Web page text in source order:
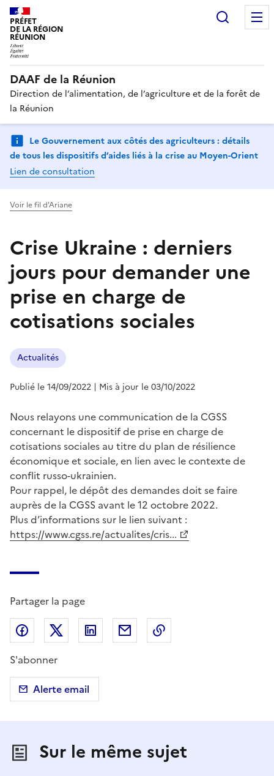
PRÉFET
DE LA RÉGION
RÉUNION
DAAF de la Réunion
Direction de l’alimentation, de l’agriculture et de la forêt de
la Réunion
Le Gouvernement aux côtés des agriculteurs : détails
de tous les dispositifs d’aides liés à la crise au Moyen-Orient
Lien de consultation
Voir le fil d'Ariane
Crise Ukraine : derniers
jours pour demander une
prise en charge de
cotisations sociales
Actualités
Publié le 14/09/2022 | Mis à jour le 03/10/2022
Nous relayons une communication de la CGSS
concernant le dispositif de prise en charge de
cotisations sociales au titre du plan de résilience
économique et sociale, en lien avec le contexte de
conflit russo-ukrainien.
Pour rappel, le dépôt des demandes doit se faire
auprès de la CGSS avant le 12 octobre 2022.
Plus d’informations sur le lien suivant :
https://www.cgss.re/actualites/cris...
Partager la page
Partager sur Facebook
Partager sur X (anciennement Twitter)
Partager sur LinkedIn
Partager par email
S'abonner
Alerte email
Sur le même sujet